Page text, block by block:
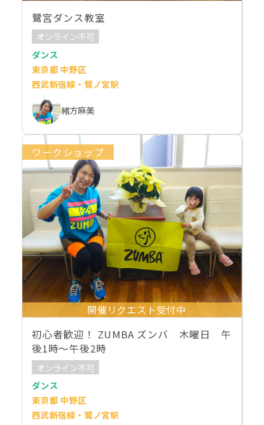
鷺宮ダンス教室
オンライン不可
ダンス
東京都 中野区
西武新宿線・鷺ノ宮駅
緒方麻美
ワークショップ
開催リクエスト受付中
初心者歓迎！ ZUMBA ズンバ 木曜日 午
後1時～午後2時
オンライン不可
ダンス
東京都 中野区
西武新宿線・鷺ノ宮駅